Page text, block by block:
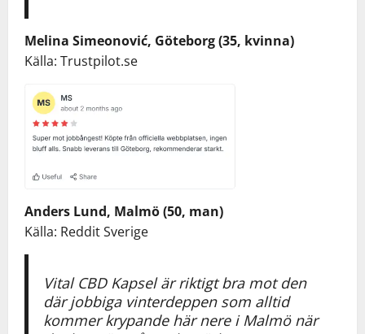
Melina Simeonović, Göteborg (35, kvinna)
Källa: Trustpilot.se
Anders Lund, Malmö (50, man)
Källa: Reddit Sverige
Vital CBD Kapsel är riktigt bra mot den
där jobbiga vinterdeppen som alltid
kommer krypande här nere i Malmö när